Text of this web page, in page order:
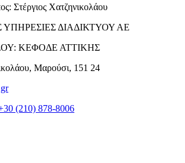
Στέργιος Χατζηνικολάου
ΥΠΗΡΕΣΙΕΣ ΔΙΑΔΙΚΤΥΟΥ ΑΕ
ΚΕΦΟΔΕ ΑΤΤΙΚΗΣ
Μαρούσι, 151 24
(210) 878-8006